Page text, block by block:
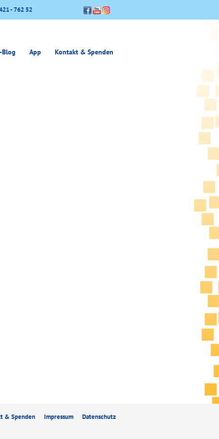
- 762 52
Blog App Kontakt & Spenden
& Spenden Impressum Datenschutz